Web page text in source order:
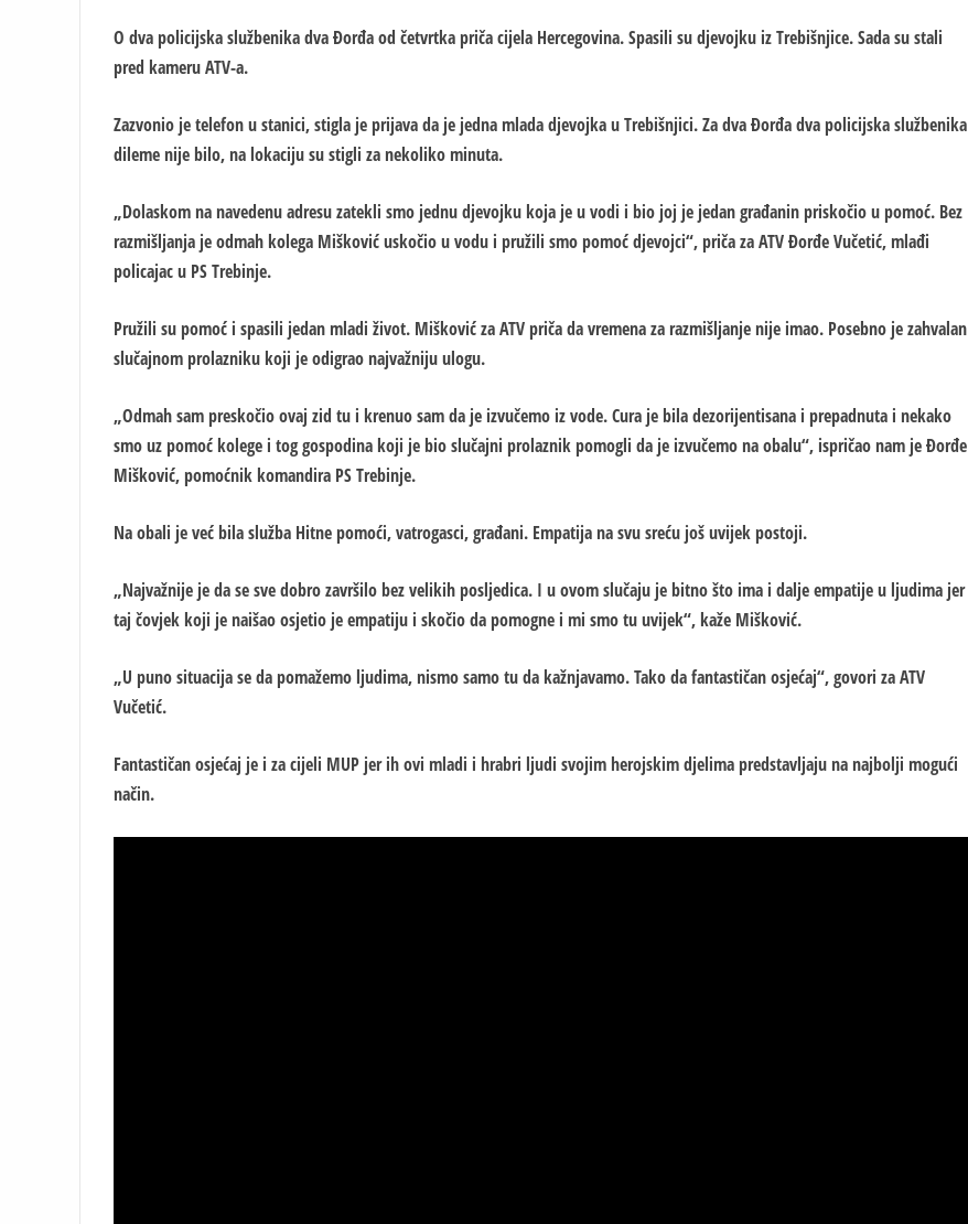
O dva policijska službenika dva Đorđa od četvrtka priča cijela Hercegovina. Spasili su djevojku iz Trebišnjice. Sada su stali
pred kameru ATV-a.
Zazvonio je telefon u stanici, stigla je prijava da je jedna mlada djevojka u Trebišnjici. Za dva Đorđa dva policijska službenika
dileme nije bilo, na lokaciju su stigli za nekoliko minuta.
„Dolaskom na navedenu adresu zatekli smo jednu djevojku koja je u vodi i bio joj je jedan građanin priskočio u pomoć. Bez
razmišljanja je odmah kolega Mišković uskočio u vodu i pružili smo pomoć djevojci“, priča za ATV Đorđe Vučetić, mlađi
policajac u PS Trebinje.
Pružili su pomoć i spasili jedan mladi život. Mišković za ATV priča da vremena za razmišljanje nije imao. Posebno je zahvalan
slučajnom prolazniku koji je odigrao najvažniju ulogu.
„Odmah sam preskočio ovaj zid tu i krenuo sam da je izvučemo iz vode. Cura je bila dezorijentisana i prepadnuta i nekako
smo uz pomoć kolege i tog gospodina koji je bio slučajni prolaznik pomogli da je izvučemo na obalu“, ispričao nam je Đorđe
Mišković, pomoćnik komandira PS Trebinje.
Na obali je već bila služba Hitne pomoći, vatrogasci, građani. Empatija na svu sreću još uvijek postoji.
„Najvažnije je da se sve dobro završilo bez velikih posljedica. I u ovom slučaju je bitno što ima i dalje empatije u ljudima jer
taj čovjek koji je naišao osjetio je empatiju i skočio da pomogne i mi smo tu uvijek“, kaže Mišković.
„U puno situacija se da pomažemo ljudima, nismo samo tu da kažnjavamo. Tako da fantastičan osjećaj“, govori za ATV
Vučetić.
Fantastičan osjećaj je i za cijeli MUP jer ih ovi mladi i hrabri ljudi svojim herojskim djelima predstavljaju na najbolji mogući
način.